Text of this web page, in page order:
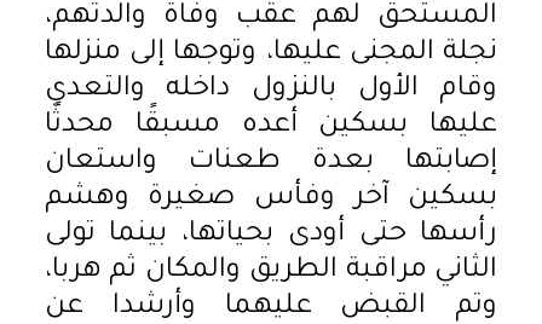
المستحق لهم عقب وفاة والدتهم،
نجلة المجنى عليها، وتوجها إلى منزلها
وقام الأول بالنزول داخله والتعدي
عليها بسكين أعده مسبقًا محدثًا
إصابتها بعدة طعنات واستعان
بسكين آخر وفأس صغيرة وهشم
رأسها حتى أودى بحياتها، بينما تولى
الثاني مراقبة الطريق والمكان ثم هربا،
وتم القبض عليهما وأرشدا عن